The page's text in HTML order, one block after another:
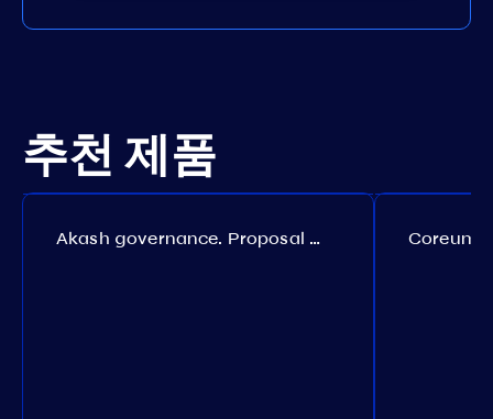
추천 제품
Akash governance. Proposal №308